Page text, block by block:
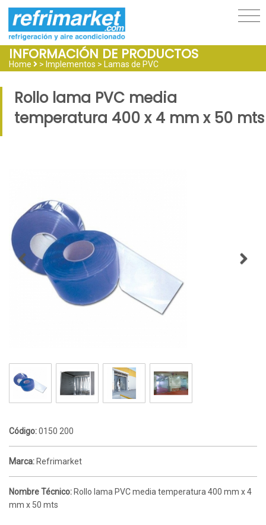
INFORMACIÓN DE PRODUCTOS
Home > Implementos > Lamas de PVC
Rollo lama PVC media
temperatura 400 x 4 mm x 50 mts
Código:0150 200
Marca: Refrimarket
Nombre Técnico: Rollo lama PVC media temperatura 400 mm x 4
mm x 50 mts